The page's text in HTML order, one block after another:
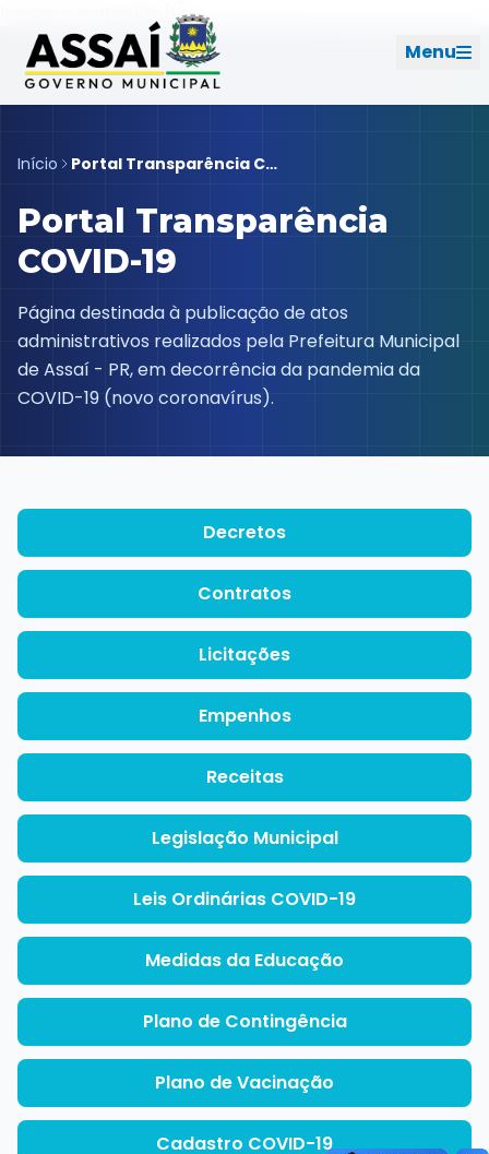
Ir para o conteúdo [1]
Menu
PERFIL DE NAVEGAÇÃO
Geral
Cidade
Transparência e Atos
Sou Assaiense
WebMail
Manual de Identidade Visual
ACESSIBILIDADE
A- A+
CLIMA AGORA
Céu limpo
Início Portal Transparência COVID-19
Portal Transparência
COVID-19
Página destinada à publicação de atos
administrativos realizados pela Prefeitura Municipal
de Assaí - PR, em decorrência da pandemia da
COVID-19 (novo coronavírus).
Decretos
Contratos
Licitações
Empenhos
Receitas
Legislação Municipal
Leis Ordinárias COVID-19
Medidas da Educação
Plano de Contingência
Plano de Vacinação
Cadastro COVID-19